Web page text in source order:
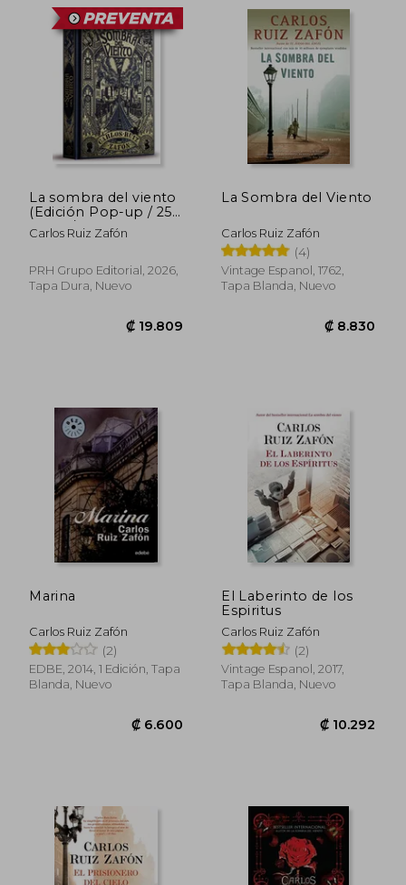
Príncipe de la Niebla", que ganó el Premio
Edebé. Su estilo único, que mezcla
realismo mágico con tintes de novela
negra, lo convirtió en un referente literario
universal.
La sombra del viento
(Edición Pop-up / 25
años) / The Shadow
of the Wind (Pop-up
Anniversary)
Carlos Ruiz Zafón
PRH Grupo Editorial, 2026,
Tapa Dura, Nuevo
₡ 19.809
La Sombra del Viento
Carlos Ruiz Zafón
(4)
Vintage Espanol, 1762,
Tapa Blanda, Nuevo
Marina
Carlos Ruiz Zafón
(2)
EDBE, 2014, 1 Edición, Tapa
Blanda, Nuevo
El Laberinto de los
Espiritus
Carlos Ruiz Zafón
(2)
Vintage Espanol, 2017,
Tapa Blanda, Nuevo